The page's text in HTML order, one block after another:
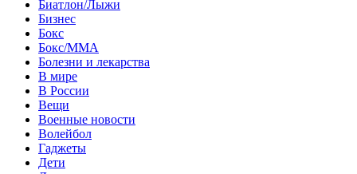
Биатлон/Лыжи
Бизнес
Бокс
Бокс/MMA
Болезни и лекарства
В мире
В России
Вещи
Военные новости
Волейбол
Гаджеты
Дети